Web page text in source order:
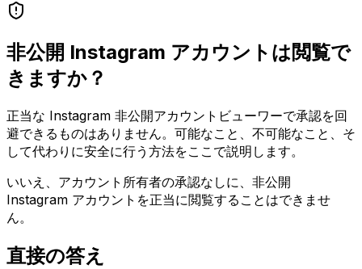
非公開 Instagram アカウントは閲覧で
きますか？
正当な Instagram 非公開アカウントビューワーで承認を回
避できるものはありません。可能なこと、不可能なこと、そ
して代わりに安全に行う方法をここで説明します。
いいえ、アカウント所有者の承認なしに、非公開
Instagram アカウントを正当に閲覧することはできませ
ん。
直接の答え